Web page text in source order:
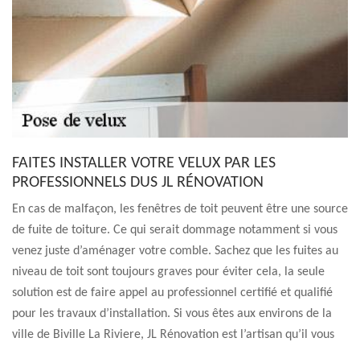
FAITES INSTALLER VOTRE VELUX PAR LES
PROFESSIONNELS DUS JL RÉNOVATION
En cas de malfaçon, les fenêtres de toit peuvent être une source
de fuite de toiture. Ce qui serait dommage notamment si vous
venez juste d’aménager votre comble. Sachez que les fuites au
niveau de toit sont toujours graves pour éviter cela, la seule
solution est de faire appel au professionnel certifié et qualifié
pour les travaux d’installation. Si vous êtes aux environs de la
ville de Biville La Riviere, JL Rénovation est l’artisan qu’il vous